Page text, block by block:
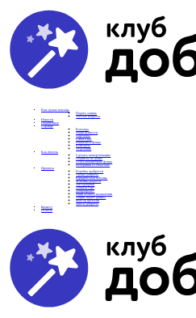
Вам нужна помощь
Подать заявку
Частые вопросы
Новости
Подопечные
О фонде
Команда
Наши ценности
Партнеры
СМИ о нас
Реквизиты фонда
Контакты
Отделения
Как помочь
Сделать пожертвование
Подписка на добро
Стать волонтером фонда
Вечеринки со смыслом
Проекты
Коробка храбрости
Уроки Доброты
Юридическая помощь
Мамины радости
Автодобряки
Добрый торт
Добропробег
Няни особого назначения
Акция «Букет добра»
Фактор времени
Цветы доброты
Бизнесу
Отчеты